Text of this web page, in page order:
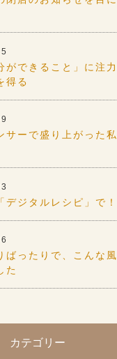
ができること」に注力
得る
サーで盛り上がった私
デジタルレシピ」で！
ばったりで、こんな風
た
カテゴリー